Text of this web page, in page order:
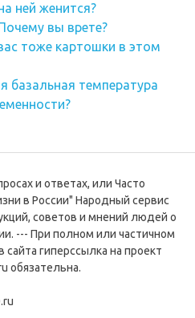
ней женится?
вы врете?
тоже картошки в этом
базальная температура
и ответах, или Часто
в России" Народный сервис
советов и мнений людей о
--- При полном или частичном
гиперссылка на проект
обязательна.
- RussiaFAQ.ru